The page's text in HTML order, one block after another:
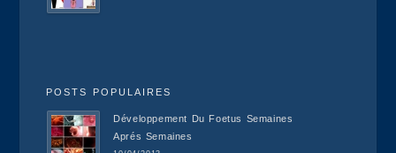
POSTS POPULAIRES
Développement Du Foetus Semaines
Aprés Semaines